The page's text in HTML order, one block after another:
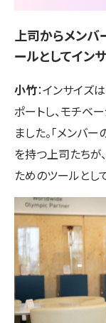
上司からメンバ
ールとしてイン
小竹：インサイズ
ポートし、モチベ
ました。「メンバ
を持つ上司たちが
ためのツールとし